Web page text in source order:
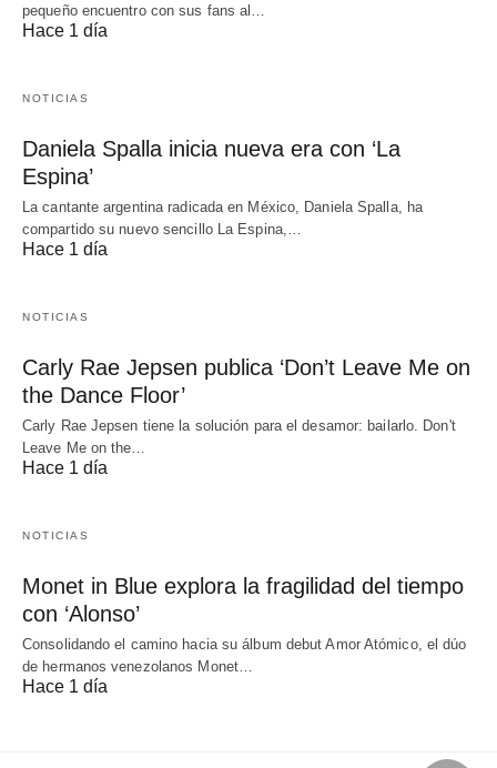
pequeño encuentro con sus fans al…
Hace 1 día
NOTICIAS
Daniela Spalla inicia nueva era con ‘La
Espina’
La cantante argentina radicada en México, Daniela Spalla, ha
compartido su nuevo sencillo La Espina,…
Hace 1 día
NOTICIAS
Carly Rae Jepsen publica ‘Don’t Leave Me on
the Dance Floor’
Carly Rae Jepsen tiene la solución para el desamor: bailarlo. Don't
Leave Me on the…
Hace 1 día
NOTICIAS
Monet in Blue explora la fragilidad del tiempo
con ‘Alonso’
Consolidando el camino hacia su álbum debut Amor Atómico, el dúo
de hermanos venezolanos Monet…
Hace 1 día